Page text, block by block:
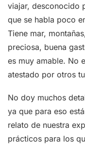
viajar, desconocido
que se habla poco
Tiene mar,
preciosa, buena
es muy amable. No
atestado por otros
No doy muchos
ya que para eso
relato de nuestra
prácticos para los